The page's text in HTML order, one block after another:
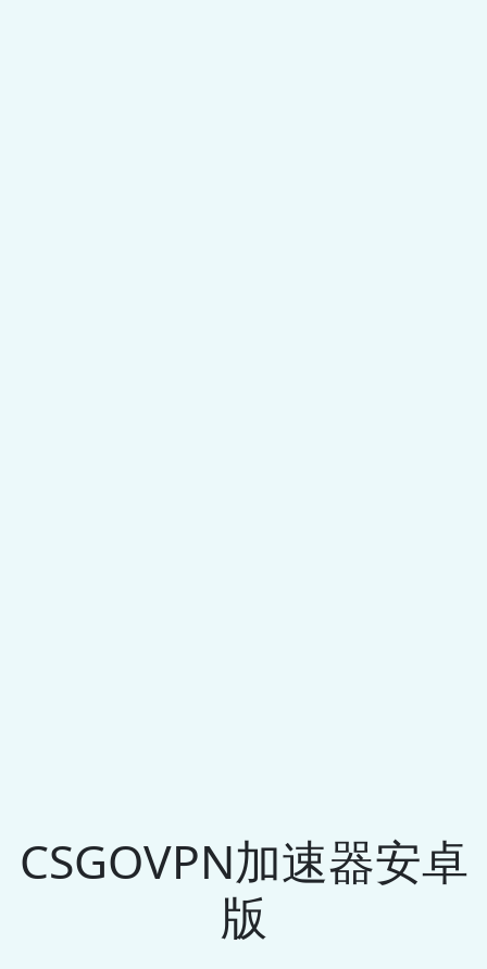
CSGOVPN加速器安卓
版